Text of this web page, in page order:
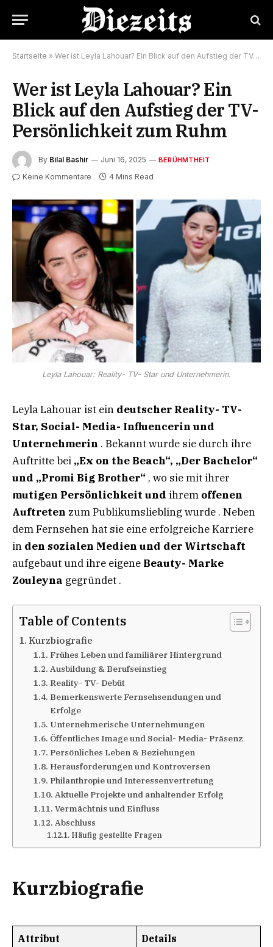
Startseite » Wer ist Leyla Lahouar? Ein Blick auf den Aufstieg der TV- Persönlichkeit zum Ruhm
Wer ist Leyla Lahouar? Ein
Blick auf den Aufstieg der TV-
Persönlichkeit zum Ruhm
By Bilal Bashir Juni 16, 2025 BERÜHMTHEIT
Keine Kommentare 4 Mins Read
Leyla Lahouar: Reality- TV- Star und Unternehmerin.
Leyla Lahouar ist ein deutscher Reality- TV-
Star, Social- Media- Influencerin und
Unternehmerin . Bekannt wurde sie durch ihre
Auftritte bei „Ex on the Beach“, „Der Bachelor“
und „Promi Big Brother“ , wo sie mit ihrer
mutigen Persönlichkeit und ihrem offenen
Auftreten zum Publikumsliebling wurde . Neben
dem Fernsehen hat sie eine erfolgreiche Karriere
in den sozialen Medien und der Wirtschaft
aufgebaut und ihre eigene Beauty- Marke
Zouleyna gegründet .
Table of Contents
Kurzbiografie
Frühes Leben und familiärer Hintergrund
Ausbildung & Berufseinstieg​
Reality- TV- Debüt
Bemerkenswerte Fernsehsendungen und
Erfolge​
Unternehmerische Unternehmungen
Öffentliches Image und Social- Media- Präsenz
Persönliches Leben & Beziehungen
Herausforderungen und Kontroversen
Philanthropie und Interessenvertretung
Aktuelle Projekte und anhaltender Erfolg
Vermächtnis und Einfluss
Abschluss
Häufig gestellte Fragen
Kurzbiografie
Attribut Details